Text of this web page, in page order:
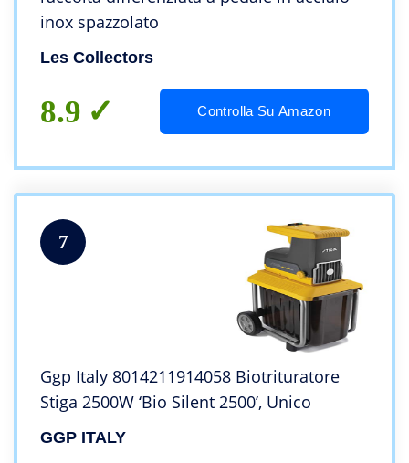
inox spazzolato
Les Collectors
8.9 Controlla Su Amazon
7
Ggp Italy 8014211914058 Biotrituratore
Stiga 2500W ‘Bio Silent 2500’, Unico
GGP ITALY